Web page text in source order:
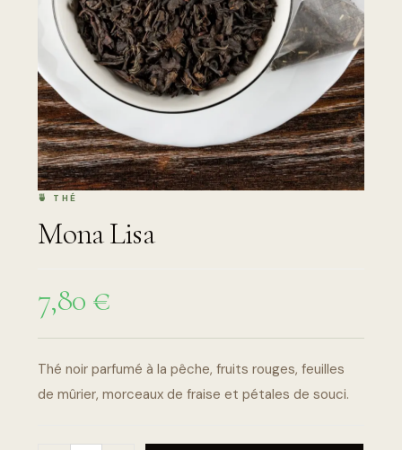
Mona Lisa
7,80 €
Thé noir parfumé à la pêche, fruits rouges, feuilles
de mûrier, morceaux de fraise et pétales de souci.